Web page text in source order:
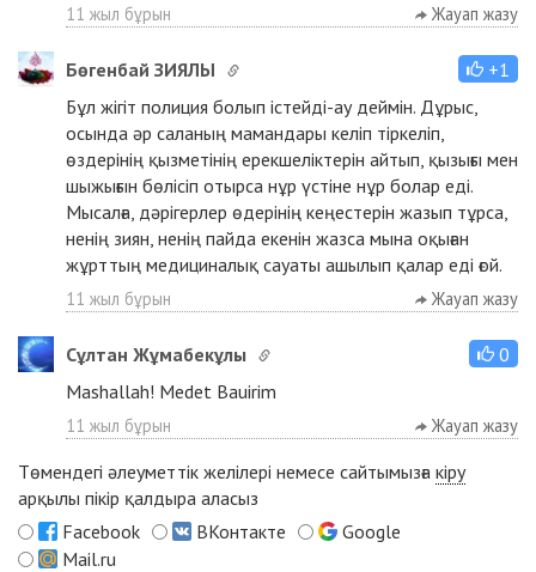
11 жыл бұрын Жауап жазу
Бөгенбай ЗИЯЛЫ
+1
Бұл жігіт полиция болып істейді-ау деймін. Дұрыс,
осында әр саланың мамандары келіп тіркеліп,
өздерінің қызметінің ерекшеліктерін айтып, қызығы мен
шыжығын бөлісіп отырса нұр үстіне нұр болар еді.
Мысалға, дәрігерлер өдерінің кеңестерін жазып тұрса,
ненің зиян, ненің пайда екенін жазса мына оқыған
жұрттың медициналық сауаты ашылып қалар еді ғой.
11 жыл бұрын Жауап жазу
Сұлтан Жұмабекұлы
0
Mashallah! Medet Bauirim
11 жыл бұрын Жауап жазу
Төмендегі әлеуметтік желілері немесе сайтымызға кіру
арқылы пікір қалдыра аласыз
Facebook
ВКонтакте
Google
Mail.ru